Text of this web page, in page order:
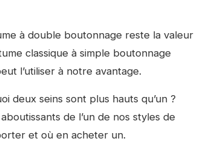
à double boutonnage reste la valeur
classique à simple boutonnage
l’utiliser à notre avantage.
deux seins sont plus hauts qu’un ?
de l’un de nos styles de
et où en acheter un.